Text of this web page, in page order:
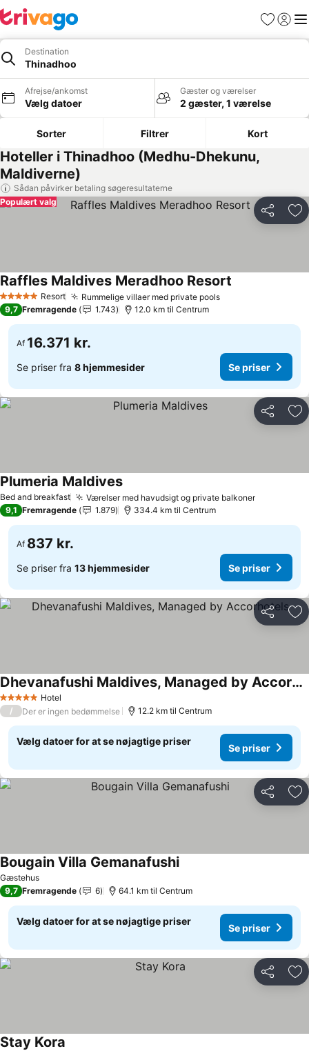
Favoritter
Log ind
Destination
Thinadhoo
Afrejse/ankomst
Vælg datoer
Gæster og værelser
2 gæster, 1 værelse
Sorter Filtrer Kort
Hoteller i Thinadhoo (Medhu-Dhekunu,
Maldiverne)
Sådan påvirker betaling søgeresultaterne
Del
Populært valg
5 Stjerner Resort Rummelige villaer med private poolsSe priser
Raffles Maldives Meradhoo Resort
9,7 Fremragende 1.743 12.0 km til Centrum
Af 16.371 kr.
Se priser fra 8 hjemmesider Se priser
Del
Bed and breakfast Værelser med havudsigt og private balkonerSe priser
Plumeria MaldivesSe priser
9,1 Fremragende 1.879 334.4 km til Centrum
Af 837 kr.
Se priser fra 13 hjemmesider Se priser
Del
5 Stjerner Hotel
Dhevanafushi Maldives, Managed by Accorhotels
Se priser
/ Der er ingen bedømmelse 12.2 km til Centrum
Vælg datoer for at se nøjagtige priser
Se priser
Del
Gæstehus
Bougain Villa GemanafushiSe priser
9,7 Fremragende 6 64.1 km til Centrum
Vælg datoer for at se nøjagtige priser
Se priser
Del
Stay Kora